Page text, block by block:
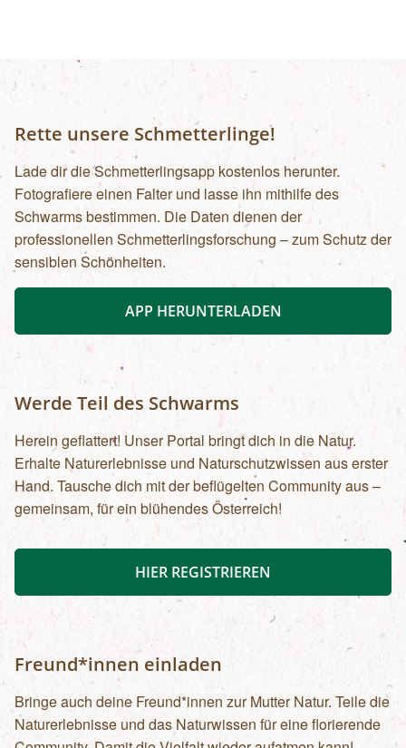
Rette unsere Schmetterlinge!
Lade dir die Schmetterlingsapp kostenlos herunter.
Fotografiere einen Falter und lasse ihn mithilfe des
Schwarms bestimmen. Die Daten dienen der
professionellen Schmetterlingsforschung – zum Schutz der
sensiblen Schönheiten.
APP HERUNTERLADEN
Werde Teil des Schwarms
Herein geflattert! Unser Portal bringt dich in die Natur.
Erhalte Naturerlebnisse und Naturschutzwissen aus erster
Hand. Tausche dich mit der beflügelten Community aus –
gemeinsam, für ein blühendes Österreich!
HIER REGISTRIEREN
Freund*innen einladen
Bringe auch deine Freund*innen zur Mutter Natur. Teile die
Naturerlebnisse und das Naturwissen für eine florierende